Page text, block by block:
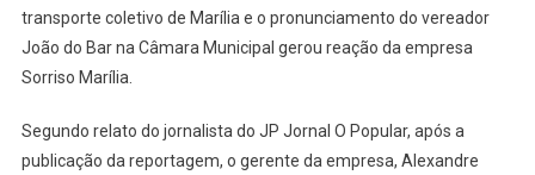
transporte coletivo de Marília e o pronunciamento do vereador
João do Bar na Câmara Municipal gerou reação da empresa
Sorriso Marília.
Segundo relato do jornalista do JP Jornal O Popular, após a
publicação da reportagem, o gerente da empresa, Alexandre